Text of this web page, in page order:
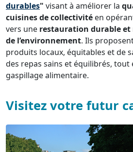
durables" visant à améliorer la
cuisines de collectivité en
vers une restauration durable et
de l’environnement. Ils
produits locaux, équitables et de
des repas sains et équilibrés, tout
gaspillage alimentaire.
Visitez votre futur